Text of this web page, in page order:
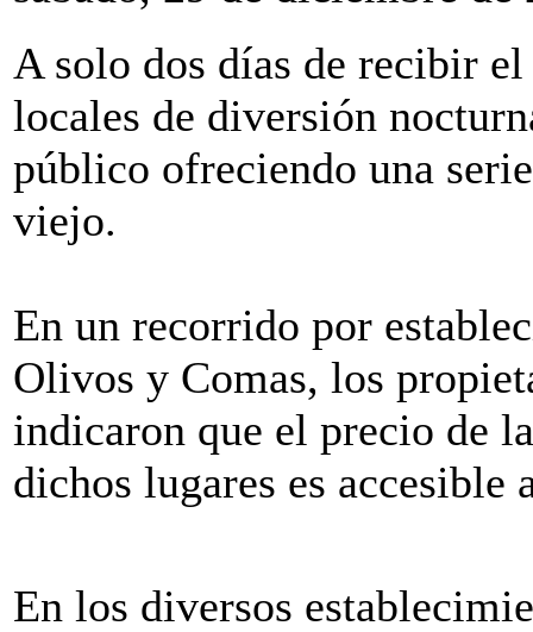
A solo dos días de recibir
locales de diversión
público ofreciendo una
viejo.
En un recorrido por
Olivos y Comas, los
indicaron que el precio de
dichos lugares es accesible
En los diversos